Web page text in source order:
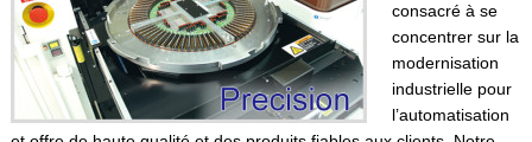
consacré à se
concentrer sur la
modernisation
industrielle pour
l’automatisation